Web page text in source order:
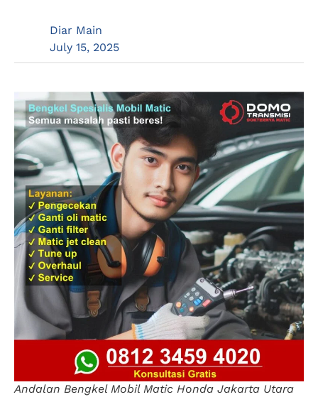
Diar Main
July 15, 2025
Andalan Bengkel Mobil Matic Honda Jakarta Utara